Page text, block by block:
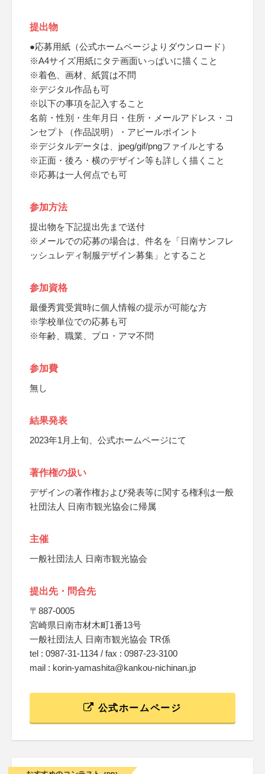
提出物
●応募用紙（公式ホームページよりダウンロード）
※A4サイズ用紙にタテ画面いっぱいに描くこと
※着色、画材、紙質は不問
※デジタル作品も可
※以下の事項を記入すること
名前・性別・生年月日・住所・メールアドレス・コ
ンセプト（作品説明）・アピールポイント
※デジタルデータは、jpeg/gif/pngファイルとする
※正面・後ろ・横のデザイン等も詳しく描くこと
※応募は一人何点でも可
参加方法
提出物を下記提出先まで送付
※メールでの応募の場合は、件名を「日南サンフレ
ッシュレディ制服デザイン募集」とすること
参加資格
最優秀賞受賞時に個人情報の提示が可能な方
※学校単位での応募も可
※年齢、職業、プロ・アマ不問
参加費
無し
結果発表
2023年1月上旬、公式ホームページにて
著作権の扱い
デザインの著作権および発表等に関する権利は一般
社団法人 日南市観光協会に帰属
主催
一般社団法人 日南市観光協会
提出先・問合先
〒887-0005
宮崎県日南市材木町1番13号
一般社団法人 日南市観光協会 TR係
tel : 0987-31-1134 / fax : 0987-23-3100
mail : korin-yamashita@kankou-nichinan.jp
公式ホームページ